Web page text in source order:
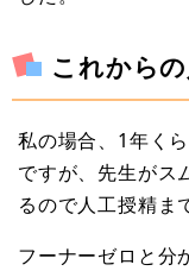
これから
私の場合、1年く
ですが、先生がス
るので人工授精ま
フーナーゼロと分